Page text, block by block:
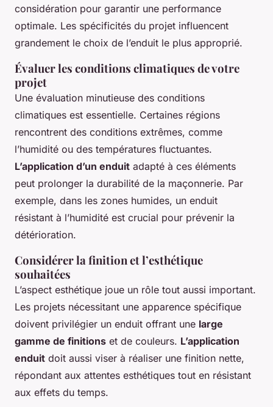
considération pour garantir une performance
optimale. Les spécificités du projet influencent
grandement le choix de l’enduit le plus approprié.
Évaluer les conditions climatiques de votre
projet
Une évaluation minutieuse des conditions
climatiques est essentielle. Certaines régions
rencontrent des conditions extrêmes, comme
l’humidité ou des températures fluctuantes.
L’application d’un enduit adapté à ces éléments
peut prolonger la durabilité de la maçonnerie. Par
exemple, dans les zones humides, un enduit
résistant à l’humidité est crucial pour prévenir la
détérioration.
Considérer la finition et l’esthétique
souhaitées
L’aspect esthétique joue un rôle tout aussi important.
Les projets nécessitant une apparence spécifique
doivent privilégier un enduit offrant une large
gamme de finitions et de couleurs. L’application
enduit doit aussi viser à réaliser une finition nette,
répondant aux attentes esthétiques tout en résistant
aux effets du temps.